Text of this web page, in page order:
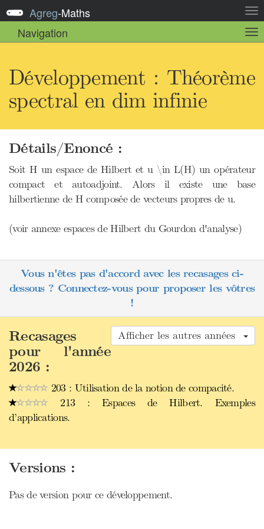
la
Agreg-Maths
Navigation
la
Développement : Théorème
spectral en dim infinie
Détails/Enoncé :
Soit H un espace de Hilbert et u \in L(H) un opérateur
compact et autoadjoint. Alors il existe une base
hilbertienne de H composée de vecteurs propres de u.
(voir annexe espaces de Hilbert du Gourdon d'analyse)
Vous n'êtes pas d'accord avec les recasages ci-
dessous ? Connectez-vous pour proposer les vôtres
!
Afficher les autres années
Recasages
pour l'année
2026 :
203 : Utilisation de la notion de compacité.
213 : Espaces de Hilbert. Exemples
d’applications.
Versions :
Pas de version pour ce développement.